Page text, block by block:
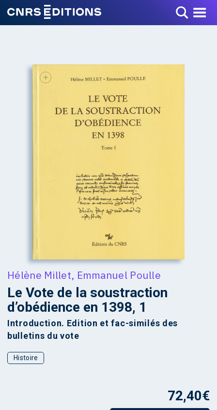
Toggle Menu
+
Hélène Millet, Emmanuel Poulle
Le Vote de la soustraction
d’obédience en 1398, 1
Introduction. Edition et fac-similés des
bulletins du vote
Histoire
72,40€